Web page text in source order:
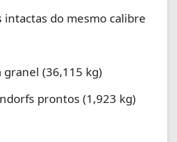
intactas do mesmo calibre
granel (36,115 kg)
prontos (1,923 kg)